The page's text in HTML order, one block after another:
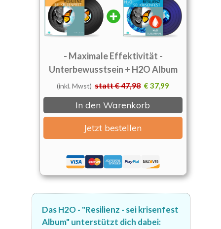
- Maximale Effektivität -
Unterbewusstsein + H2O Album
(inkl. Mwst) statt € 47,98 € 37,99
In den Warenkorb
Jetzt bestellen
Das H2O - "Resilienz - sei krisenfest
Album" unterstützt dich dabei: